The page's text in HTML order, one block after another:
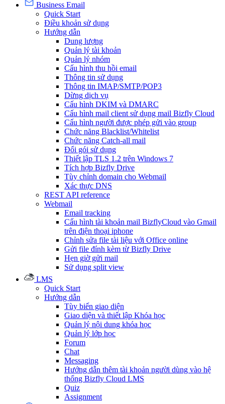
Business Email
Quick Start
Điều khoản sử dụng
Hướng dẫn
Dung lượng
Quản lý tài khoản
Quản lý nhóm
Cấu hình thu hồi email
Thông tin sử dụng
Thông tin IMAP/SMTP/POP3
Dừng dịch vụ
Cấu hình DKIM và DMARC
Cấu hình mail client sử dụng mail Bizfly Cloud
Cấu hình người được phép gửi vào group
Chức năng Blacklist/Whitelist
Chức năng Catch-all mail
Đổi gói sử dụng
Thiết lập TLS 1.2 trên Windows 7
Tích hợp Bizfly Drive
Tùy chỉnh domain cho Webmail
Xác thực DNS
REST API reference
Webmail
Email tracking
Cấu hình tài khoản mail BizflyCloud vào Gmail
trên điện thoại iphone
Chỉnh sửa file tài liệu với Office online
Gửi file đính kèm từ Bizfly Drive
Hẹn giờ gửi mail
Sử dụng split view
LMS
Quick Start
Hướng dẫn
Tùy biến giao diện
Giao diện và thiết lập Khóa học
Quản lý nội dung khóa học
Quản lý lớp học
Forum
Chat
Messaging
Hướng dẫn thêm tài khoản người dùng vào hệ
thống Bizfly Cloud LMS
Quiz
Assignment